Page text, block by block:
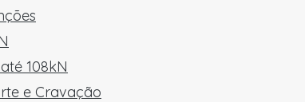
108kN
e Cravação